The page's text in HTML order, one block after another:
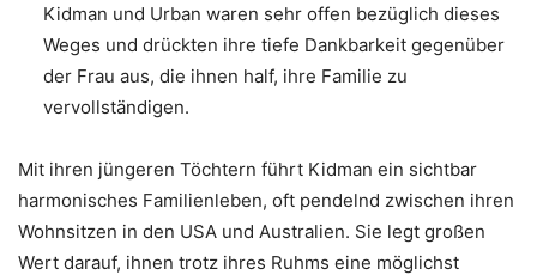
Kidman und Urban waren sehr offen bezüglich dieses
Weges und drückten ihre tiefe Dankbarkeit gegenüber
der Frau aus, die ihnen half, ihre Familie zu
vervollständigen.
Mit ihren jüngeren Töchtern führt Kidman ein sichtbar
harmonisches Familienleben, oft pendelnd zwischen ihren
Wohnsitzen in den USA und Australien. Sie legt großen
Wert darauf, ihnen trotz ihres Ruhms eine möglichst